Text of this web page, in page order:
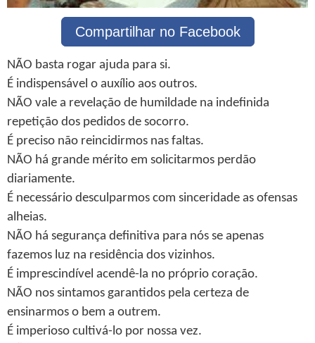
Compartilhar no Facebook
NÃO basta rogar ajuda para si.
É indispensável o auxílio aos outros.
NÃO vale a revelação de humildade na indefinida
repetição dos pedidos de socorro.
É preciso não reincidirmos nas faltas.
NÃO há grande mérito em solicitarmos perdão
diariamente.
É necessário desculparmos com sinceridade as ofensas
alheias.
NÃO há segurança definitiva para nós se apenas
fazemos luz na residência dos vizinhos.
É imprescindível acendê-la no próprio coração.
NÃO nos sintamos garantidos pela certeza de
ensinarmos o bem a outrem.
É imperioso cultivá-lo por nossa vez.